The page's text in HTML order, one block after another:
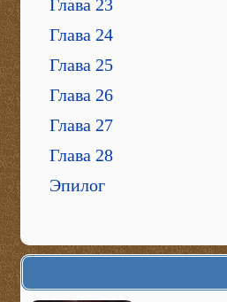
Глава 23
Глава 24
Глава 25
Глава 26
Глава 27
Глава 28
Эпилог